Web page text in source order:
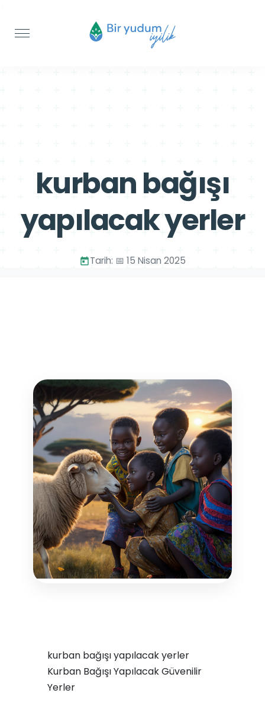
kurban bağışı
yapılacak yerler
Tarih: 📅 15 Nisan 2025
kurban bağışı yapılacak yerler
Kurban Bağışı Yapılacak Güvenilir
Yerler